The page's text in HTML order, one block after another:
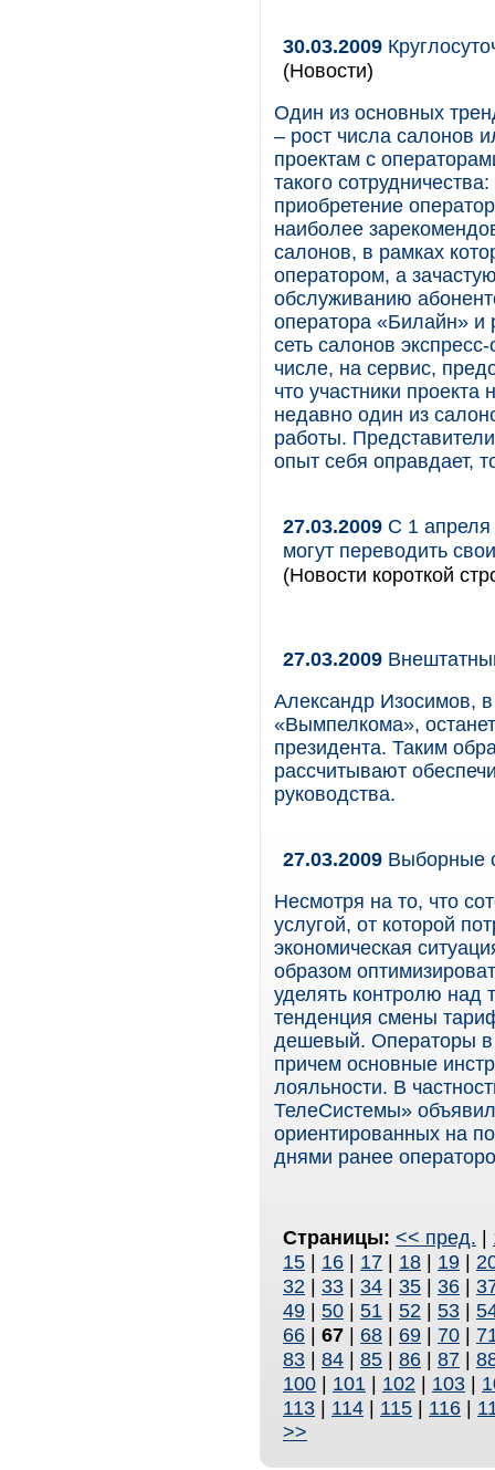
30.03.2009
(Новости)
Один из основных
– рост числа салонов
проектам с
такого
приобретение
наиболее
салонов, в рамках
оператором, а
обслуживанию
оператора «Билайн» и
сеть салонов
числе, на сервис,
что участники
недавно один из
работы.
опыт себя оправдает,
27.03.2009 С 1 апреля
могут переводить
(Новости короткой
27.03.2009
Александр Изосимов,
«Вымпелкома»,
президента. Таким
рассчитывают
руководства.
27.03.2009 Выборные
Несмотря на то, что
услугой, от которой
экономическая
образом
уделять контролю над
тенденция смены
дешевый. Операторы в
причем основные
лояльности. В
ТелеСистемы»
ориентированных на
днями ранее
Страницы: << пред. |
15 | 16 | 17 | 18 | 19 |
32 | 33 | 34 | 35 | 36 |
49 | 50 | 51 | 52 | 53 |
66 | 67 | 68 | 69 | 70 |
83 | 84 | 85 | 86 | 87 |
100 | 101 | 102 | 103 |
113 | 114 | 115 | 116 |
>>